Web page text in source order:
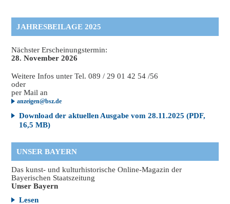
JAHRESBEILAGE 2025
Nächster Erscheinungstermin:
28. November 2026
Weitere Infos unter Tel. 089 / 29 01 42 54 /56
oder
per Mail an
anzeigen@bsz.de
Download der aktuellen Ausgabe vom 28.11.2025 (PDF,
16,5 MB)
UNSER BAYERN
Das kunst- und kulturhistorische Online-Magazin der
Bayerischen Staatszeitung
Unser Bayern
Lesen